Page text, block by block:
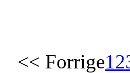
<< Forrige12